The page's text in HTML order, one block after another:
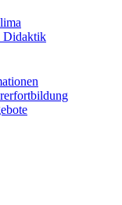
Didaktik